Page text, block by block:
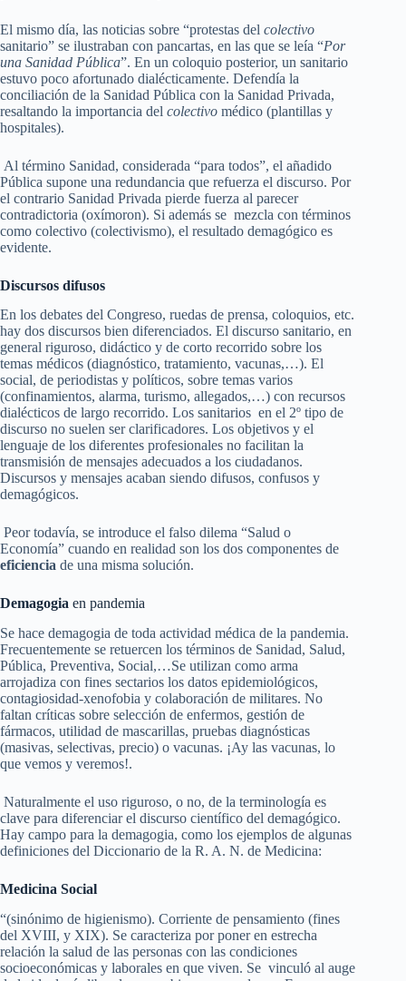
El mismo día, las noticias sobre “protestas del colectivo
sanitario” se ilustraban con pancartas, en las que se leía “Por
una Sanidad Pública”. En un coloquio posterior, un sanitario
estuvo poco afortunado dialécticamente. Defendía la
conciliación de la Sanidad Pública con la Sanidad Privada,
resaltando la importancia del colectivo médico (plantillas y
hospitales).
Al término Sanidad, considerada “para todos”, el añadido
Pública supone una redundancia que refuerza el discurso. Por
el contrario Sanidad Privada pierde fuerza al parecer
contradictoria (oxímoron). Si además se mezcla con términos
como colectivo (colectivismo), el resultado demagógico es
evidente.
Discursos difusos
En los debates del Congreso, ruedas de prensa, coloquios, etc.
hay dos discursos bien diferenciados. El discurso sanitario, en
general riguroso, didáctico y de corto recorrido sobre los
temas médicos (diagnóstico, tratamiento, vacunas,…). El
social, de periodistas y políticos, sobre temas varios
(confinamientos, alarma, turismo, allegados,…) con recursos
dialécticos de largo recorrido. Los sanitarios en el 2º tipo de
discurso no suelen ser clarificadores. Los objetivos y el
lenguaje de los diferentes profesionales no facilitan la
transmisión de mensajes adecuados a los ciudadanos.
Discursos y mensajes acaban siendo difusos, confusos y
demagógicos.
Peor todavía, se introduce el falso dilema “Salud o
Economía” cuando en realidad son los dos componentes de
eficiencia de una misma solución.
Demagogia en pandemia
Se hace demagogia de toda actividad médica de la pandemia.
Frecuentemente se retuercen los términos de Sanidad, Salud,
Pública, Preventiva, Social,…Se utilizan como arma
arrojadiza con fines sectarios los datos epidemiológicos,
contagiosidad-xenofobia y colaboración de militares. No
faltan críticas sobre selección de enfermos, gestión de
fármacos, utilidad de mascarillas, pruebas diagnósticas
(masivas, selectivas, precio) o vacunas. ¡Ay las vacunas, lo
que vemos y veremos!.
Naturalmente el uso riguroso, o no, de la terminología es
clave para diferenciar el discurso científico del demagógico.
Hay campo para la demagogia, como los ejemplos de algunas
definiciones del Diccionario de la R. A. N. de Medicina:
Medicina Social
“(sinónimo de higienismo). Corriente de pensamiento (fines
del XVIII, y XIX). Se caracteriza por poner en estrecha
relación la salud de las personas con las condiciones
socioeconómicas y laborales en que viven. Se vinculó al auge